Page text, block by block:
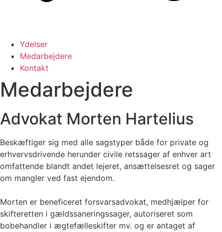
Ydelser
Medarbejdere
Kontakt
Medarbejdere
Advokat Morten Hartelius
Beskæftiger sig med alle sagstyper både for private og
erhvervsdrivende herunder civile retssager af enhver art
omfattende blandt andet lejeret, ansættelsesret og sager
om mangler ved fast ejendom.
Morten er beneficeret forsvarsadvokat, medhjælper for
skifteretten i gældssaneringssager, autoriseret som
bobehandler i ægtefælleskifter mv. og er antaget af